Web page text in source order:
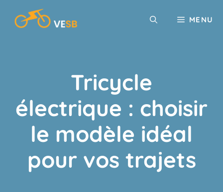
contenu
MENU
Tricycle
électrique : choisir
le modèle idéal
pour vos trajets